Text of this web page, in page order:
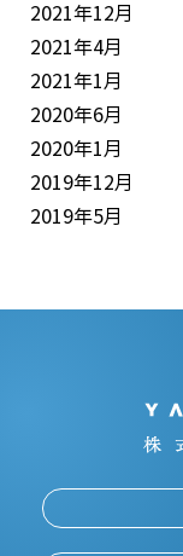
2021年12月
2021年4月
2021年1月
2020年6月
2020年1月
2019年12月
2019年5月